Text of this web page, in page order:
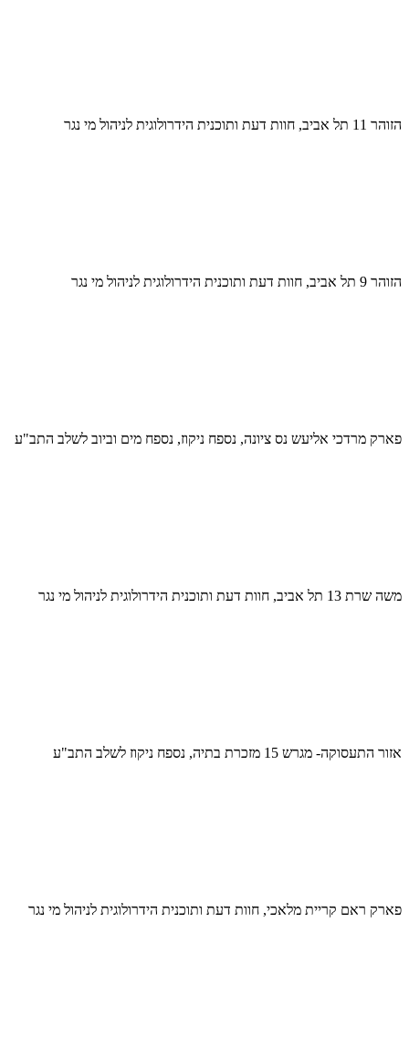
הזוהר 11 תל אביב, חוות דעת ותוכנית הידרולוגית לניהול מי נגר
הזוהר 9 תל אביב, חוות דעת ותוכנית הידרולוגית לניהול מי נגר
פארק מרדכי אליעש נס ציונה, נספח ניקוז, נספח מים וביוב לשלב התב"ע
משה שרת 13 תל אביב, חוות דעת ותוכנית הידרולוגית לניהול מי נגר
אזור התעסוקה- מגרש 15 מזכרת בתיה, נספח ניקוז לשלב התב"ע
פארק ראם קריית מלאכי, חוות דעת ותוכנית הידרולוגית לניהול מי נגר